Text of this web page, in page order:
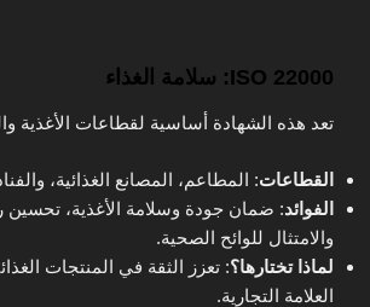
ISO 22000: سلامة الغذاء
تعد هذه الشهادة أساسية لقطاعات الأغذية
القطاعات: المطاعم، المصانع الغذائية،
الفوائد: ضمان جودة وسلامة الأغذية، تحسين
والامتثال للوائح الصحية.
لماذا تختارها؟: تعزز الثقة في المنتجات
العلامة التجارية.